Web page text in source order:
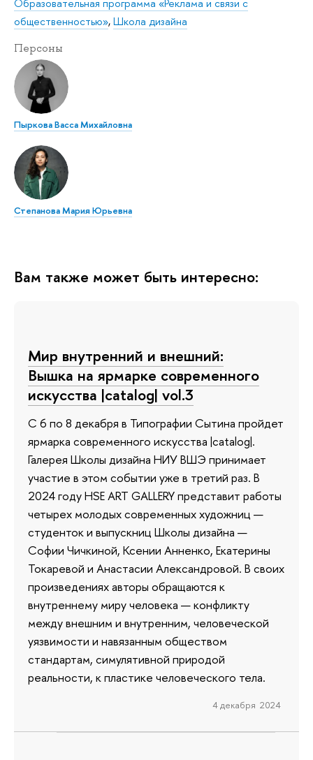
Образовательная программа «Реклама и связи с
общественностью»,Школа дизайна
Персоны
Пыркова Васса Михайловна
Степанова Мария Юрьевна
Вам также может быть интересно:
Мир внутренний и внешний:
Вышка на ярмарке современного
искусства |catalog| vol.3
С 6 по 8 декабря в Типографии Сытина пройдет
ярмарка современного искусства |catalog|.
Галерея Школы дизайна НИУ ВШЭ принимает
участие в этом событии уже в третий раз. В
2024 году HSE ART GALLERY представит работы
четырех молодых современных художниц —
студенток и выпускниц Школы дизайна —
Софии Чичкиной, Ксении Анненко, Екатерины
Токаревой и Анастасии Александровой. В своих
произведениях авторы обращаются к
внутреннему миру человека — конфликту
между внешним и внутренним, человеческой
уязвимости и навязанным обществом
стандартам, симулятивной природой
реальности, к пластике человеческого тела.
4 декабря 2024